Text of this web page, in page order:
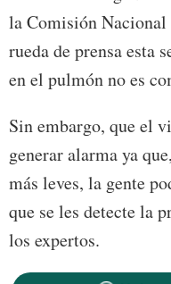
la Comisión Nacional
rueda de prensa esta
en el pulmón no es
Sin embargo, que el
generar alarma ya
más leves, la gente
que se les detecte la
los expertos.